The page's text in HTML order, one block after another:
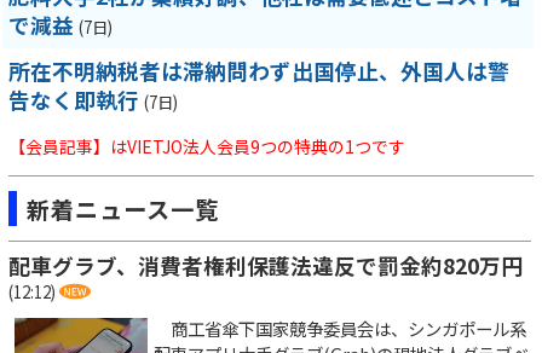
で減益 (7日)
所在不明納税者は滞納問わず出国停止、外国人は警
告なく即執行 (7日)
【会員記事】はVIETJO法人会員9つの特典の1つです
新着ニュース一覧
配車グラブ、消費者権利保護法違反で罰金約820万円
(12:12)
商工省傘下国家競争委員会は、シンガポール系